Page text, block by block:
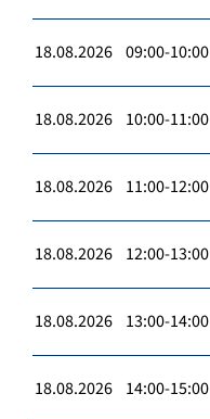
18.08.2026 09:00-10:00
18.08.2026 10:00-11:00
18.08.2026 11:00-12:00
18.08.2026 12:00-13:00
18.08.2026 13:00-14:00
18.08.2026 14:00-15:00